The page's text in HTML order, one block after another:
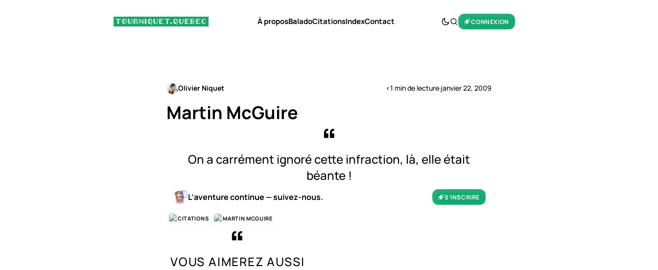
À proposBaladoCitationsIndexContact CONNEXION
Olivier Niquet <1 min de lecture·janvier 22, 2009
Martin McGuire
On a carrément ignoré cette infraction, là, elle était
béante !
L’aventure continue — suivez-nous. S’INSCRIRE
CITATIONS MARTIN MCGUIRE
VOUS AIMEREZ AUSSI